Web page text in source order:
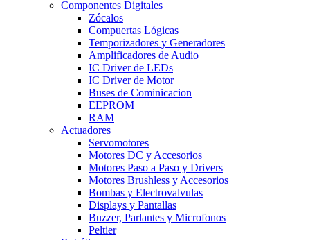
Componentes Digitales
Zócalos
Compuertas Lógicas
Temporizadores y Generadores
Amplificadores de Audio
IC Driver de LEDs
IC Driver de Motor
Buses de Cominicacion
EEPROM
RAM
Actuadores
Servomotores
Motores DC y Accesorios
Motores Paso a Paso y Drivers
Motores Brushless y Accesorios
Bombas y Electrovalvulas
Displays y Pantallas
Buzzer, Parlantes y Microfonos
Peltier